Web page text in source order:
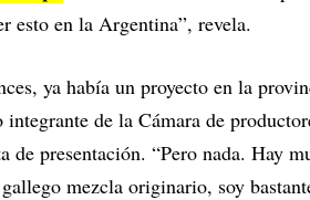
esto en la Argentina”, revela.
ya había un proyecto en la
integrante de la Cámara de
de presentación. “Pero nada. Hay
mezcla originario, soy